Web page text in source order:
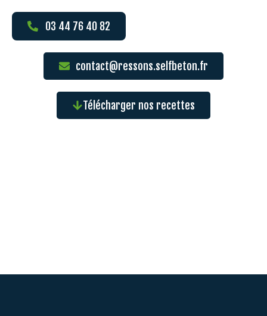
03 44 76 40 82
contact@ressons.selfbeton.fr
Télécharger nos recettes